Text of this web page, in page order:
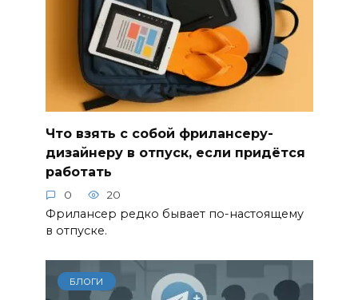
Что взять с собой фрилансеру-
дизайнеру в отпуск, если придётся
работать
0 20
Фрилансер редко бывает по-настоящему
в отпуске.
БЛОГИ